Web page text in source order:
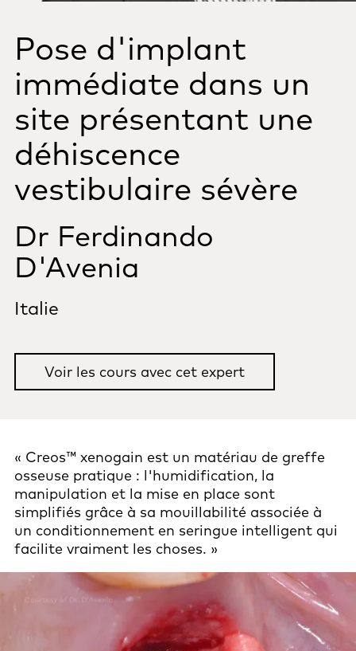
Pose d'implant
immédiate dans un
site présentant une
déhiscence
vestibulaire sévère
Dr Ferdinando
D'Avenia
Italie
Voir les cours avec cet expert
« Creos™ xenogain est un matériau de greffe
osseuse pratique : l'humidification, la
manipulation et la mise en place sont
simplifiés grâce à sa mouillabilité associée à
un conditionnement en seringue intelligent qui
facilite vraiment les choses. »